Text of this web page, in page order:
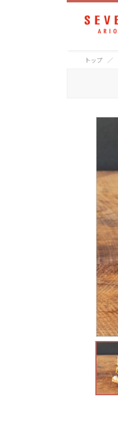
トップ